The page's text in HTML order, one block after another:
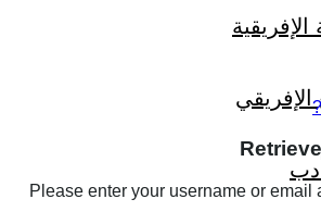
Please enter your username or email